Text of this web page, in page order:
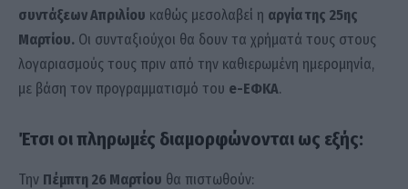
συντάξεων Απριλίου καθώς μεσολαβεί η αργία της 25ης
Μαρτίου. Οι συνταξιούχοι θα δουν τα χρήματά τους στους
λογαριασμούς τους πριν από την καθιερωμένη ημερομηνία,
με βάση τον προγραμματισμό του e-ΕΦΚΑ.
Έτσι οι πληρωμές διαμορφώνονται ως εξής:
Την Πέμπτη 26 Μαρτίου θα πιστωθούν: